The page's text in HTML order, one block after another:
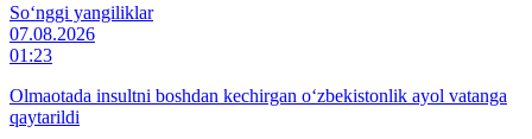
So‘nggi yangiliklar
07.08.2026
01:23
Olmaotada insultni boshdan kechirgan o‘zbekistonlik ayol vatanga
qaytarildi